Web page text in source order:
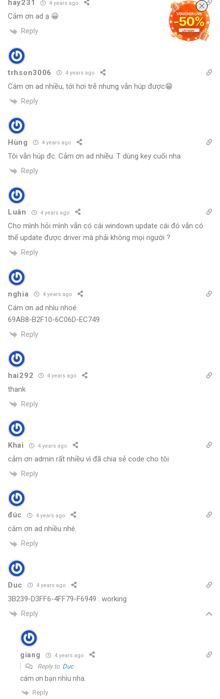
hay231 4 years ago
Cảm ơn ad ạ 😀
Reply
trhson3006 4 years ago
Cám ơn ad nhiều, tới hơi trễ nhưng vẫn húp được😁
Reply
Hùng 4 years ago
Tôi vẫn húp đc. Cảm ơn ad nhiều. T dùng key cuối nha
Reply
Luân 4 years ago
Cho mình hỏi mình vẫn có cái windown update cái đó vẫn có
thể update được driver mà phải không mọi người ?
Reply
nghia 4 years ago
Cám ơn ad nhìu nhoé
69AB8-B2F10-6C06D-EC749
Reply
hai292 4 years ago
thank
Reply
Khai 4 years ago
cảm ơn admin rất nhiều vì đã chia sẻ code cho tôi
Reply
đúc 4 years ago
cảm ơn ad nhiều nhé.
Reply
Duc 4 years ago
3B239-D3FF6-4FF79-F6949 : working
Reply
giang 4 years ago
Reply to Duc
cám ơn bạn nhìu nha.
Reply